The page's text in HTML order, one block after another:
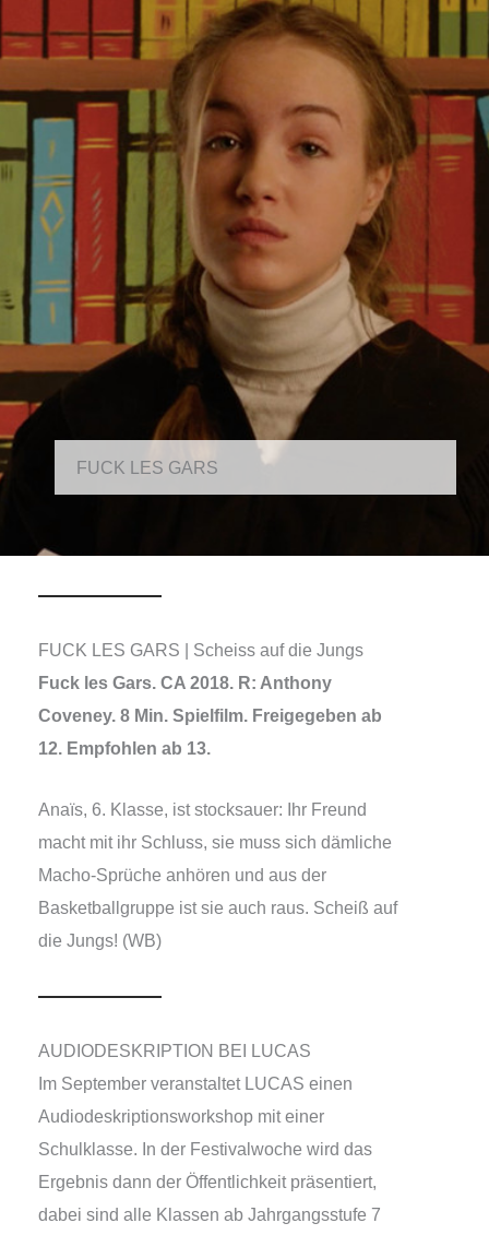
FUCK LES GARS
FUCK LES GARS | Scheiss auf die Jungs
Fuck les Gars. CA 2018. R: Anthony
Coveney. 8 Min. Spielfilm. Freigegeben ab
12. Empfohlen ab 13.
Anaïs, 6. Klasse, ist stock­sauer: Ihr Freund
macht mit ihr Schluss, sie muss sich däm­li­che
Macho-Sprüche anhö­ren und aus der
Basketballgruppe ist sie auch raus. Scheiß auf
die Jungs! (WB)
AUDIODESKRIPTION BEI LUCAS
Im September ver­an­stal­tet LUCAS einen
Audiodeskriptionsworkshop mit einer
Schulklasse. In der Festivalwoche wird das
Ergebnis dann der Öffentlichkeit prä­sen­tiert,
dabei sind alle Klassen ab Jahrgangsstufe 7